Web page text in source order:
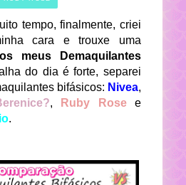
tempo, finalmente, criei
cara e trouxe uma
meus Demaquilantes
do dia é forte, separei
bifásicos: Nivea,
, Ruby Rose e
.